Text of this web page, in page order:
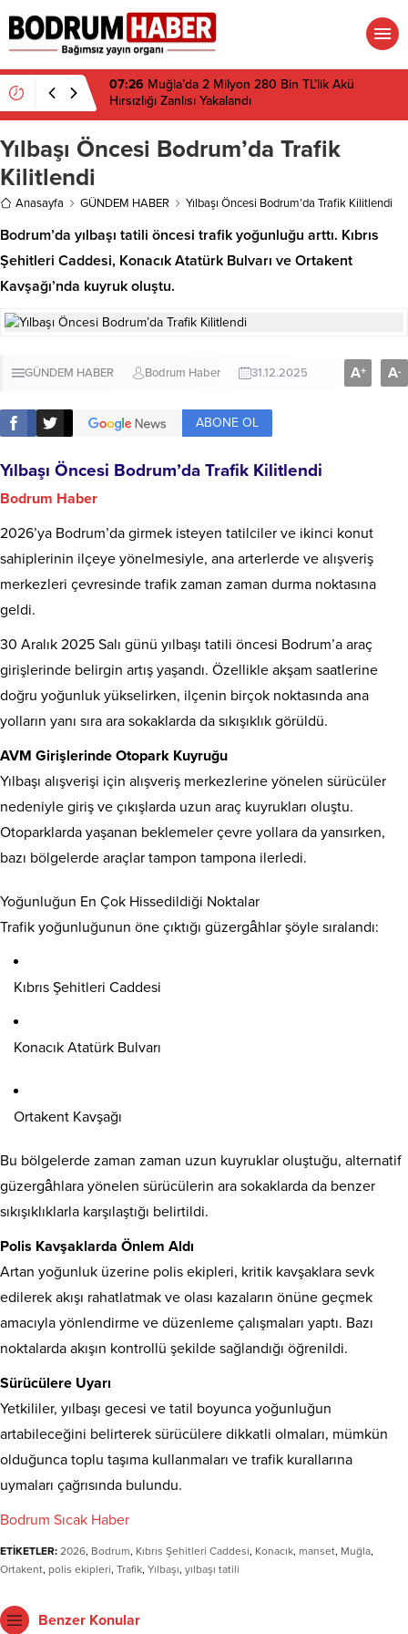
07:26 Muğla’da 2 Milyon 280 Bin TL’lik Akü
Hırsızlığı Zanlısı Yakalandı
Yılbaşı Öncesi Bodrum’da Trafik
Kilitlendi
Anasayfa GÜNDEM HABER Yılbaşı Öncesi Bodrum’da Trafik Kilitlendi
Bodrum’da yılbaşı tatili öncesi trafik yoğunluğu arttı. Kıbrıs
Şehitleri Caddesi, Konacık Atatürk Bulvarı ve Ortakent
Kavşağı’nda kuyruk oluştu.
GÜNDEM HABER Bodrum Haber 31.12.2025 A+ A-
ABONE OL
Yılbaşı Öncesi Bodrum’da Trafik Kilitlendi
Bodrum Haber
2026’ya Bodrum’da girmek isteyen tatilciler ve ikinci konut
sahiplerinin ilçeye yönelmesiyle, ana arterlerde ve alışveriş
merkezleri çevresinde trafik zaman zaman durma noktasına
geldi.
30 Aralık 2025 Salı günü yılbaşı tatili öncesi Bodrum’a araç
girişlerinde belirgin artış yaşandı. Özellikle akşam saatlerine
doğru yoğunluk yükselirken, ilçenin birçok noktasında ana
yolların yanı sıra ara sokaklarda da sıkışıklık görüldü.
AVM Girişlerinde Otopark Kuyruğu
Yılbaşı alışverişi için alışveriş merkezlerine yönelen sürücüler
nedeniyle giriş ve çıkışlarda uzun araç kuyrukları oluştu.
Otoparklarda yaşanan beklemeler çevre yollara da yansırken,
bazı bölgelerde araçlar tampon tampona ilerledi.
Yoğunluğun En Çok Hissedildiği Noktalar
Trafik yoğunluğunun öne çıktığı güzergâhlar şöyle sıralandı:
Kıbrıs Şehitleri Caddesi
Konacık Atatürk Bulvarı
Ortakent Kavşağı
Bu bölgelerde zaman zaman uzun kuyruklar oluştuğu, alternatif
güzergâhlara yönelen sürücülerin ara sokaklarda da benzer
sıkışıklıklarla karşılaştığı belirtildi.
Polis Kavşaklarda Önlem Aldı
Artan yoğunluk üzerine polis ekipleri, kritik kavşaklara sevk
edilerek akışı rahatlatmak ve olası kazaların önüne geçmek
amacıyla yönlendirme ve düzenleme çalışmaları yaptı. Bazı
noktalarda akışın kontrollü şekilde sağlandığı öğrenildi.
Sürücülere Uyarı
Yetkililer, yılbaşı gecesi ve tatil boyunca yoğunluğun
artabileceğini belirterek sürücülere dikkatli olmaları, mümkün
olduğunca toplu taşıma kullanmaları ve trafik kurallarına
uymaları çağrısında bulundu.
Bodrum Sıcak Haber
ETİKETLER: 2026, Bodrum, Kıbrıs Şehitleri Caddesi, Konacık, manset, Muğla,
Ortakent, polis ekipleri, Trafik, Yılbaşı, yılbaşı tatili
Benzer Konular